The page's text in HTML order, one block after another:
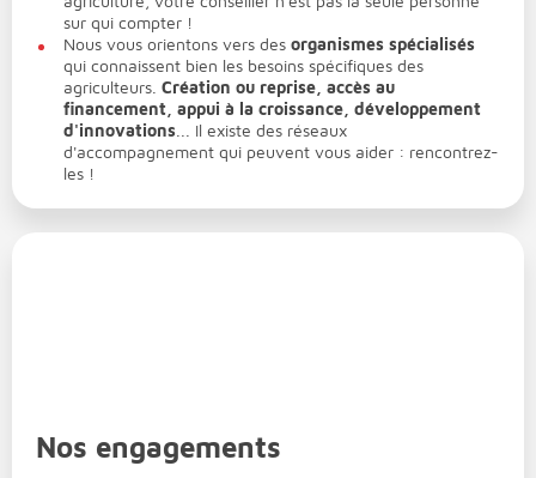
sur qui compter !
Nous vous orientons vers des organismes spécialisés
qui connaissent bien les besoins spécifiques des
agriculteurs. Création ou reprise, accès au
financement, appui à la croissance, développement
d'innovations ... Il existe des réseaux
d'accompagnement qui peuvent vous aider : rencontrez-
les !
Nos engagements